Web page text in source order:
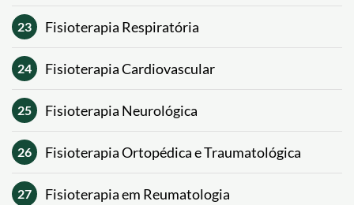
23 Fisioterapia Respiratória
24 Fisioterapia Cardiovascular
25 Fisioterapia Neurológica
26 Fisioterapia Ortopédica e Traumatológica
27 Fisioterapia em Reumatologia